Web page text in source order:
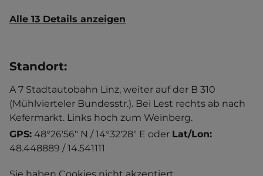
Alle 13 Details anzeigen
Standort:
A 7 Stadtautobahn Linz, weiter auf der B 310
(Mühlvierteler Bundesstr.). Bei Lest rechts ab nach
Kefermarkt. Links hoch zum Weinberg.
GPS: 48°26'56" N / 14°32'28" E oder Lat/Lon:
48.448889 / 14.541111